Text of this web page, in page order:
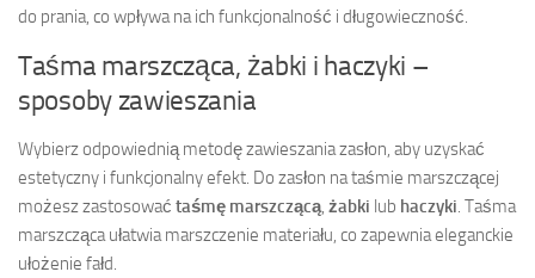
do prania, co wpływa na ich funkcjonalność i długowieczność.
Taśma marszcząca, żabki i haczyki –
sposoby zawieszania
Wybierz odpowiednią metodę zawieszania zasłon, aby uzyskać
estetyczny i funkcjonalny efekt. Do zasłon na taśmie marszczącej
możesz zastosować taśmę marszczącą żabki lub haczyki . Taśma
marszcząca ułatwia marszczenie materiału, co zapewnia eleganckie
ułożenie fałd.